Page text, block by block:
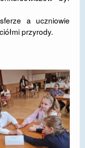
a uczniowie
przyrody.